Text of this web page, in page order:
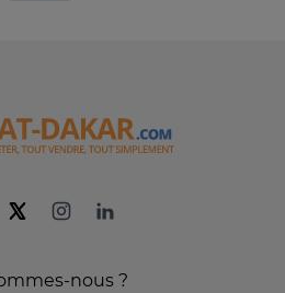
nous ?